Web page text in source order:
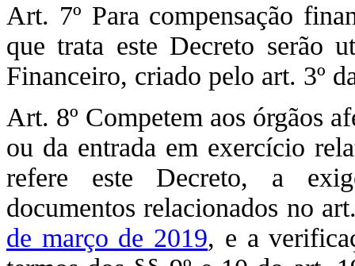
Art. 7º Para compensação
que trata este Decreto serão
Financeiro, criado pelo art. 3º
Art. 8º Competem aos órgãos
ou da entrada em exercício
refere este Decreto, a
documentos relacionados no
de março de 2019, e a